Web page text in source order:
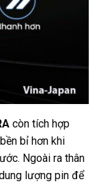
còn tích hợp
bỉ hơn khi
Ngoài ra thân
lượng pin để